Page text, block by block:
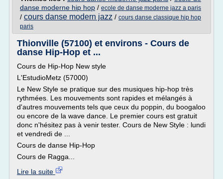
danse moderne hip hop / ecole de danse moderne jazz a paris
/ cours danse modern jazz / cours danse classique hip hop
paris
Thionville (57100) et environs - Cours de
danse Hip-Hop et ...
Cours de Hip-Hop New style
L'EstudioMetz (57000)
Le New Style se pratique sur des musiques hip-hop très
rythmées. Les mouvements sont rapides et mélangés à
d'autres mouvements tels que ceux du poppin, du boogaloo
ou encore de la wave dance. Le premier cours est gratuit
donc n'hésitez pas à venir tester. Cours de New Style : lundi
et vendredi de ...
Cours de danse Hip-Hop
Cours de Ragga...
Lire la suite